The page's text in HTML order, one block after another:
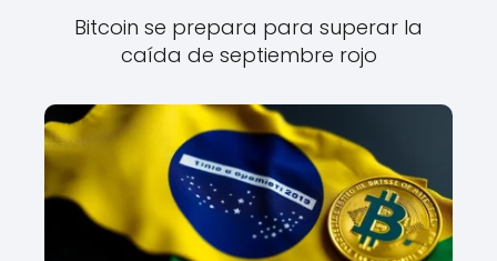
Bitcoin se prepara para superar la
caída de septiembre rojo